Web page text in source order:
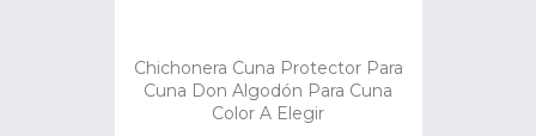
Chichonera Cuna Protector Para
Cuna Don Algodón Para Cuna
Color A Elegir